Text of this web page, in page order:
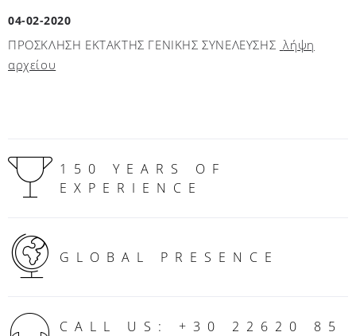
04-02-2020
ΠΡΟΣΚΛΗΣΗ ΕΚΤΑΚΤΗΣ ΓΕΝΙΚΗΣ ΣΥΝΕΛΕΥΣΗΣ λήψη
αρχείου
150 YEARS OF
EXPERIENCE
GLOBAL PRESENCE
CALL US: +30 22620 85